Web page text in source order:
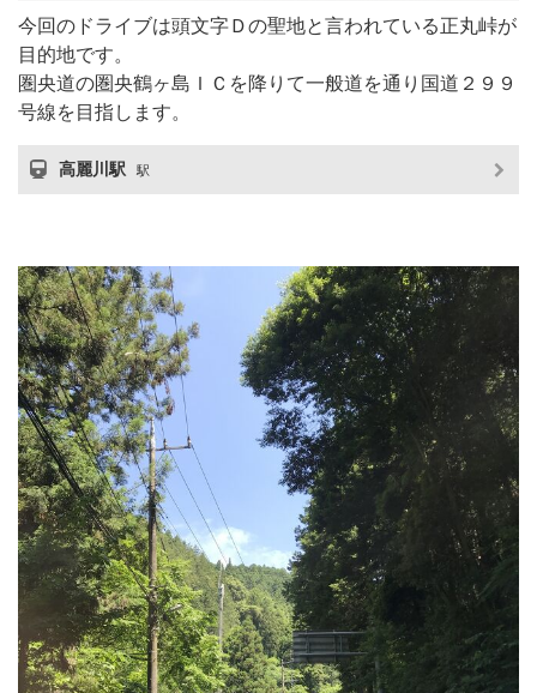
今回のドライブは頭文字Ｄの聖地と言われている正丸峠が
目的地です。
圏央道の圏央鶴ヶ島ＩＣを降りて一般道を通り国道２９９
号線を目指します。
高麗川駅 駅